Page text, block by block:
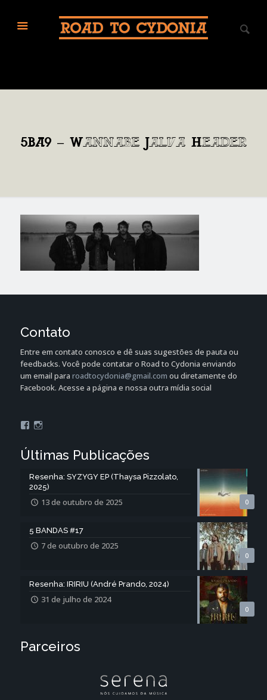
5BA9 – Wannabe Jalva Header
Contato
Entre em contato conosco e dê suas sugestões de pauta ou
feedbacks. Você pode contatar o Road to Cydonia enviando
um email para roadtocydonia@gmail.com ou diretamente do
Facebook. Acesse a página e nossa outra mídia social
Facebook
Últimas Publicações
0
Resenha: SYZYGY EP (Thaysa Pizzolato,
2025)
13 de outubro de 2025
0
5 BANDAS #17
7 de outubro de 2025
0
Resenha: IRIRIU (André Prando, 2024)
31 de julho de 2024
Parceiros